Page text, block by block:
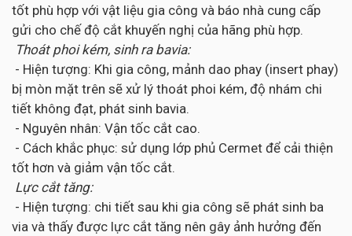
tốt phù hợp với vật liệu gia công và báo nhà cung cấp
gửi cho chế độ cắt khuyến nghị của hãng phù hợp.
Thoát phoi kém, sinh ra bavia:
- Hiện tượng: Khi gia công, mảnh dao phay (insert phay)
bị mòn mặt trên sẽ xử lý thoát phoi kém, độ nhám chi
tiết không đạt, phát sinh bavia.
- Nguyên nhân: Vận tốc cắt cao.
- Cách khắc phục: sử dụng lớp phủ Cermet để cải thiện
tốt hơn và giảm vận tốc cắt.
Lực cắt tăng:
- Hiện tượng: chi tiết sau khi gia công sẽ phát sinh ba
via và thấy được lực cắt tăng nên gây ảnh hưởng đến